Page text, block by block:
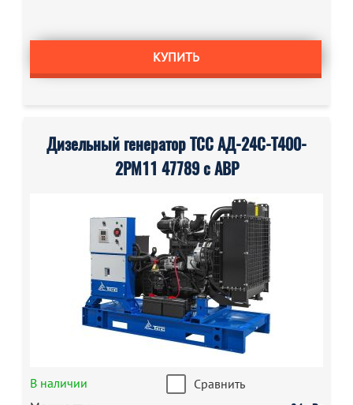
КУПИТЬ
Дизельный генератор ТСС АД-24С-Т400-
2РМ11 47789 с АВР
В наличии
Сравнить